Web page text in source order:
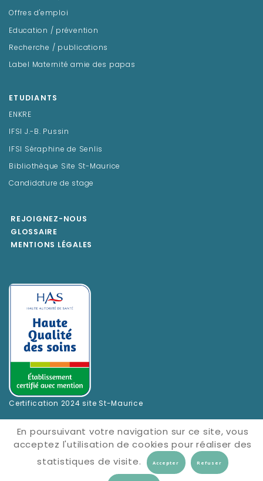
Offres d'emploi
Education / prévention
Recherche / publications
Label Maternité amie des papas
ETUDIANTS
ENKRE
IFSI J.-B. Pussin
IFSI Séraphine de Senlis
Bibliothèque Site St-Maurice
Candidature de stage
REJOIGNEZ-NOUS
GLOSSAIRE
MENTIONS LÉGALES
Certification 2024 site St-Maurice
En poursuivant votre navigation sur ce site, vous
acceptez l'utilisation de cookies pour réaliser des
statistiques de visite.